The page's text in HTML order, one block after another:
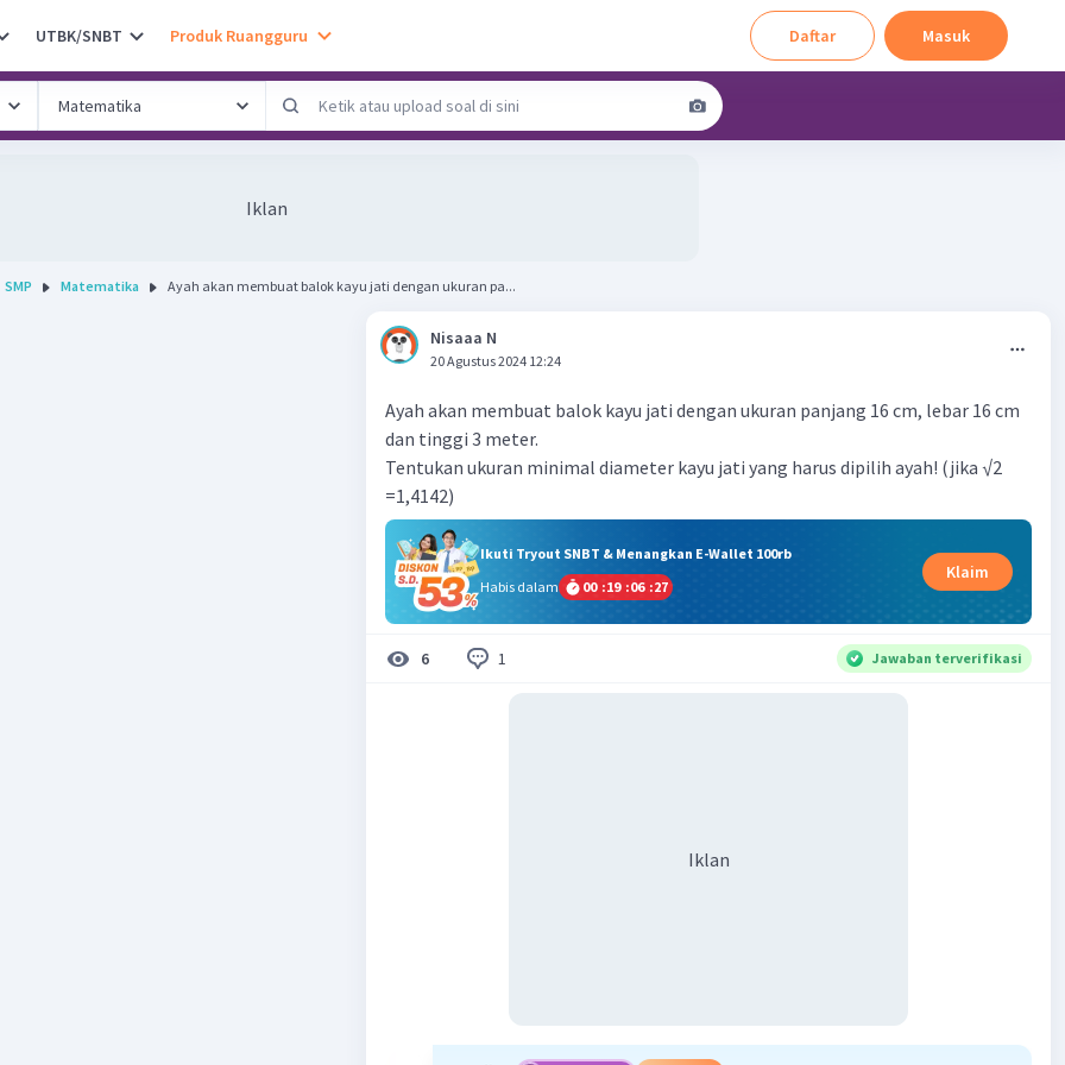
UTBK/SNBT Produk Ruangguru Daftar Masuk
Iklan
SMP Matematika Ayah akan membuat balok kayu jati dengan ukuran pa...
Nisaaa N
20 Agustus 2024 12:24
Ayah akan membuat balok kayu jati dengan ukuran panjang 16 cm, lebar 16 cm
dan tinggi 3 meter.
Tentukan ukuran minimal diameter kayu jati yang harus dipilih ayah! (jika √2
=1,4142)
Ikuti Tryout SNBT & Menangkan E-Wallet 100rb
Habis dalam
00 :19 :06 :26
Klaim
6 1 Jawaban terverifikasi
Iklan